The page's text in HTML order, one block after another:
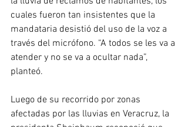
cuales fueron tan insistentes que la
mandataria desistió del uso de la voz a
través del micrófono. “A todos se les va a
atender y no se va a ocultar nada”,
planteó.
Luego de su recorrido por zonas
afectadas por las lluvias en Veracruz, la